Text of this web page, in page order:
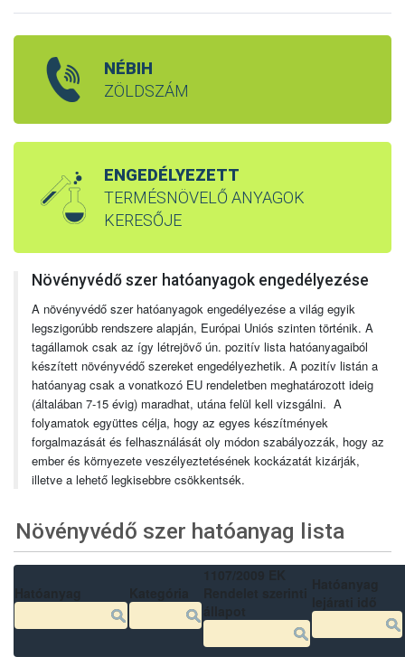
NÉBIH
ZÖLDSZÁM
ENGEDÉLYEZETT
TERMÉSNÖVELŐ ANYAGOK
KERESŐJE
Növényvédő szer hatóanyagok engedélyezése
A növényvédő szer hatóanyagok engedélyezése a világ egyik
legszigorúbb rendszere alapján, Európai Uniós szinten történik. A
tagállamok csak az így létrejövő ún. pozitív lista hatóanyagaiból
készített növényvédő szereket engedélyezhetik. A pozitív listán a
hatóanyag csak a vonatkozó EU rendeletben meghatározott ideig
(általában 7-15 évig) maradhat, utána felül kell vizsgálni. A
folyamatok együttes célja, hogy az egyes készítmények
forgalmazását és felhasználását oly módon szabályozzák, hogy az
ember és környezete veszélyeztetésének kockázatát kizárják,
illetve a lehető legkisebbre csökkentsék.
Növényvédő szer hatóanyag lista